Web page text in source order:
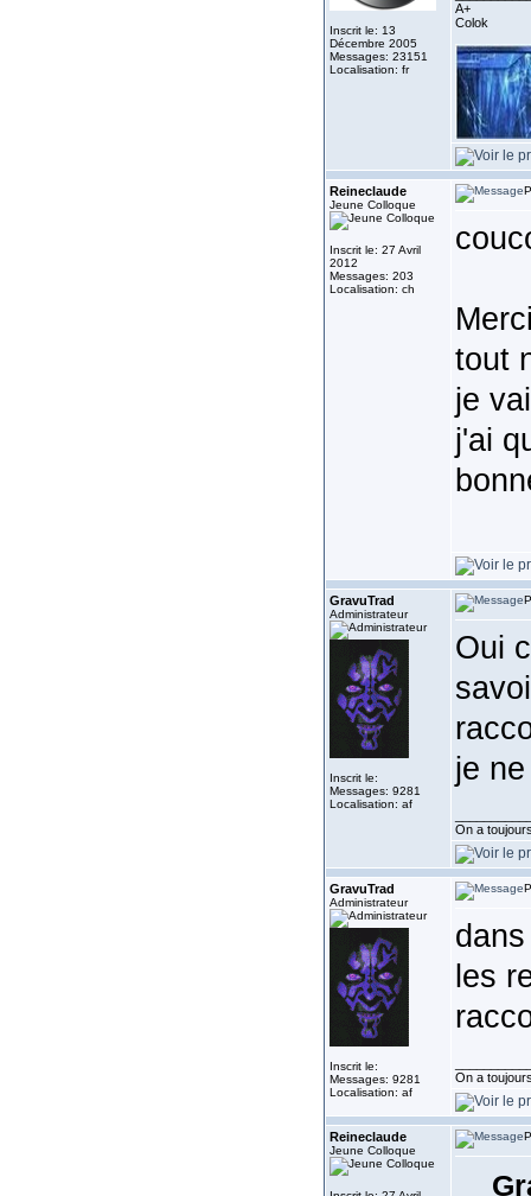
Inscrit le: 13
Décembre 2005
Messages: 23151
Localisation: fr
A+
Colok
Reineclaude
Jeune Colloque
Inscrit le: 27 Avril
2012
Messages: 203
Localisation: ch
tout
je
j'ai
GravuTrad
Administrateur
Inscrit le:
Messages: 9281
Localisation: af
Oui
je
On a
GravuTrad
Administrateur
Inscrit le:
Messages: 9281
Localisation: af
les
On a
Reineclaude
Jeune Colloque